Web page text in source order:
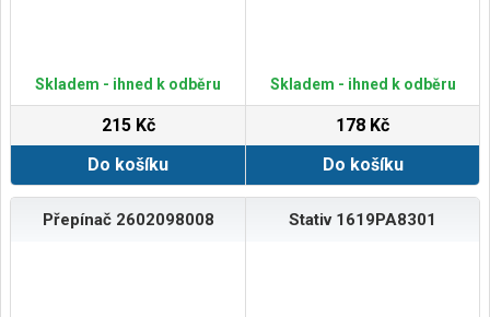
Skladem - ihned k odběru
215 Kč
Do košíku
Skladem - ihned k odběru
178 Kč
Do košíku
Přepínač 2602098008 Stativ 1619PA8301